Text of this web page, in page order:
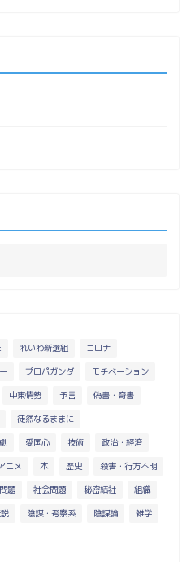
れいわ新選組 コロナ
プロパガンダ モチベーション
中東情勢 予言 偽書・奇書
徒然なるままに
愛国心 技術 政治・経済
ニメ 本 歴史 殺害・行方不明
題 社会問題 秘密結社 組織
陰謀・考察系 陰謀論 雑学